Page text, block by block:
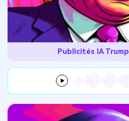
Publicités IA Trump